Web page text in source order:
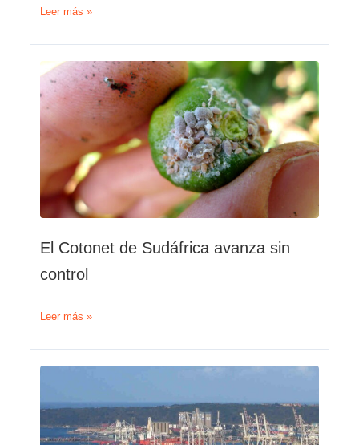
Mercados
cítricos
de
Sudáfrica
verán
«muy
poco
impacto»
medida
que
puerto
a
normalidad
Leer más »
El Cotonet de Sudáfrica avanza sin
control
El
de
Sudáfrica
control
Leer más »